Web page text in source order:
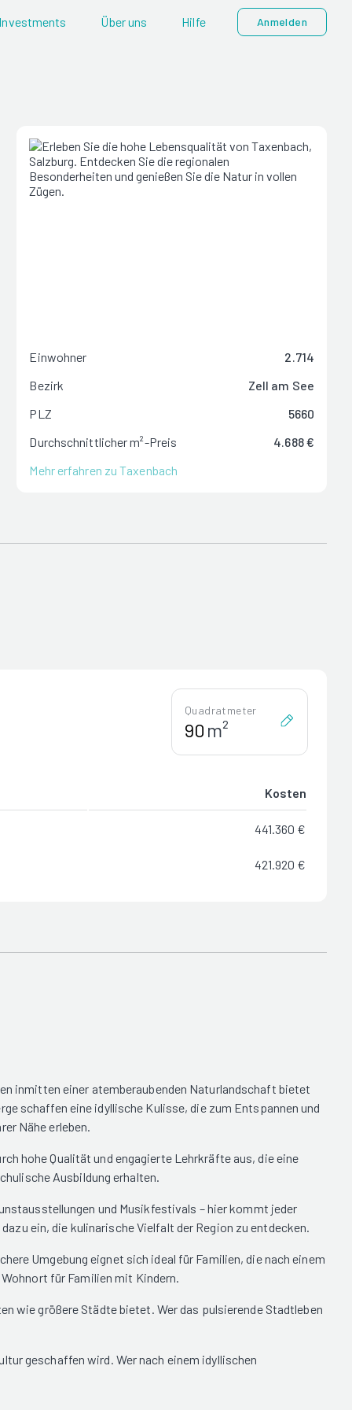
Investments Über uns Hilfe Anmelden
Einwohner
2.714
Bezirk
Zell am See
PLZ
5660
Durchschnittlicher m²-Preis
4.688 €
Mehr erfahren zu Taxenbach
Quadratmeter
m²
Kosten
441.360 €
421.920 €
inmitten einer atemberaubenden Naturlandschaft bietet
schaffen eine idyllische Kulisse, die zum Entspannen und
Nähe erleben.
hohe Qualität und engagierte Lehrkräfte aus, die eine
Ausbildung erhalten.
und Musikfestivals – hier kommt jeder
ein, die kulinarische Vielfalt der Region zu entdecken.
Umgebung eignet sich ideal für Familien, die nach einem
für Familien mit Kindern.
wie größere Städte bietet. Wer das pulsierende Stadtleben
geschaffen wird. Wer nach einem idyllischen